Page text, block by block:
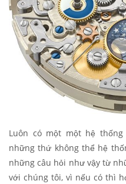
Luôn có một một hệ
những thứ không thể hệ
những câu hỏi như vậy từ
với chúng tôi, vì nếu có thì